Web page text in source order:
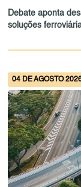
Debate aponta
soluções
04 DE AGOSTO